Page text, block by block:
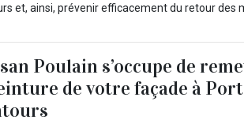
et, ainsi, prévenir efficacement du retour des
Poulain s’occupe de
de votre façade à